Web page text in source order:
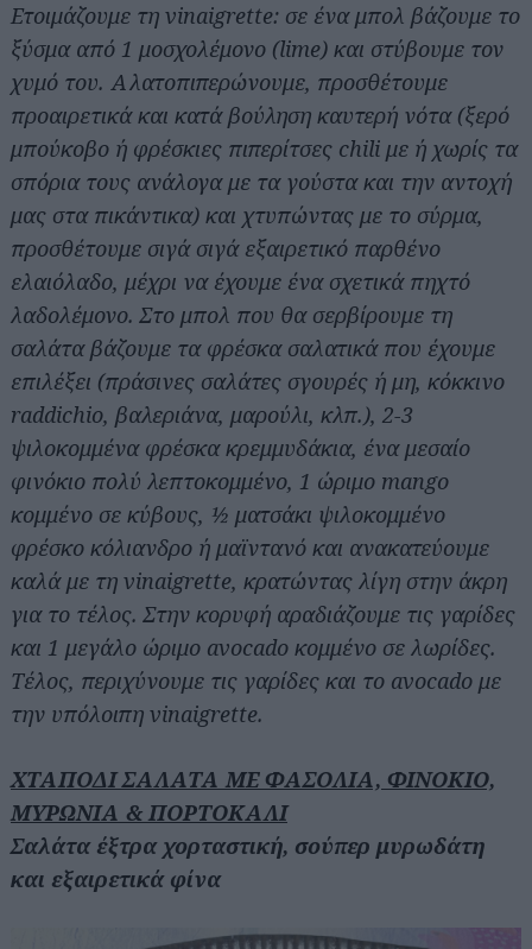
Ετοιμάζουμε τη vinaigrette: σε ένα μπολ βάζουμε το
ξύσμα από 1 μοσχολέμονο (lime) και στύβουμε τον
χυμό του. Αλατοπιπερώνουμε, προσθέτουμε
προαιρετικά και κατά βούληση καυτερή νότα (ξερό
μπούκοβο ή φρέσκιες πιπερίτσες chili με ή χωρίς τα
σπόρια τους ανάλογα με τα γούστα και την αντοχή
μας στα πικάντικα) και χτυπώντας με το σύρμα,
προσθέτουμε σιγά σιγά εξαιρετικό παρθένο
ελαιόλαδο, μέχρι να έχουμε ένα σχετικά πηχτό
λαδολέμονο. Στο μπολ που θα σερβίρουμε τη
σαλάτα βάζουμε τα φρέσκα σαλατικά που έχουμε
επιλέξει (πράσινες σαλάτες σγουρές ή μη, κόκκινο
raddichio, βαλεριάνα, μαρούλι, κλπ.), 2-3
ψιλοκομμένα φρέσκα κρεμμυδάκια, ένα μεσαίο
φινόκιο πολύ λεπτοκομμένο, 1 ώριμο mango
κομμένο σε κύβους, ½ ματσάκι ψιλοκομμένο
φρέσκο κόλιανδρο ή μαϊντανό και ανακατεύουμε
καλά με τη vinaigrette, κρατώντας λίγη στην άκρη
για το τέλος. Στην κορυφή αραδιάζουμε τις γαρίδες
και 1 μεγάλο ώριμο avocado κομμένο σε λωρίδες.
Τέλος, περιχύνουμε τις γαρίδες και το avocado με
την υπόλοιπη vinaigrette.
ΧΤΑΠΟΔΙ ΣΑΛΑΤΑ ΜΕ ΦΑΣΟΛΙΑ, ΦΙΝΟΚΙΟ,
ΜΥΡΩΝΙΑ & ΠΟΡΤΟΚΑΛΙ
Σαλάτα έξτρα χορταστική, σούπερ μυρωδάτη
και εξαιρετικά φίνα